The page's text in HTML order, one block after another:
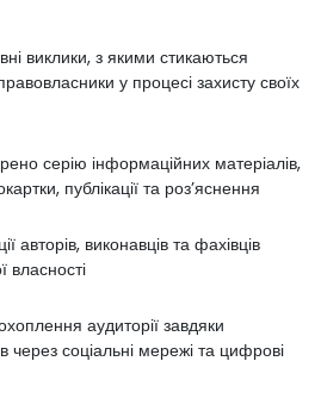
виклики, з якими стикаються
у процесі захисту своїх
серію інформаційних матеріалів,
публікації та роз’яснення
авторів, виконавців та фахівців
власності
аудиторії завдяки
соціальні мережі та цифрові